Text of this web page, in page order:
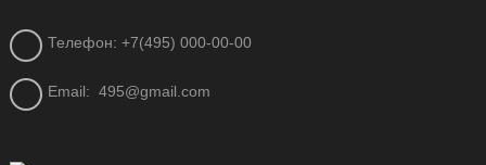
Телефон: +7(495) 000-00-00
Email: 495@gmail.com